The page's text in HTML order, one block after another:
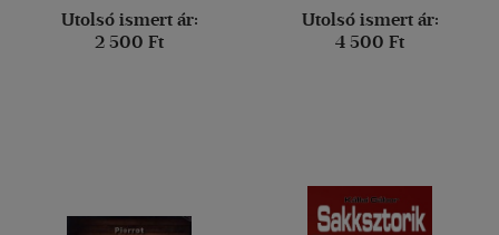
Utolsó ismert ár:
2 500 Ft
Utolsó ismert ár:
4 500 Ft